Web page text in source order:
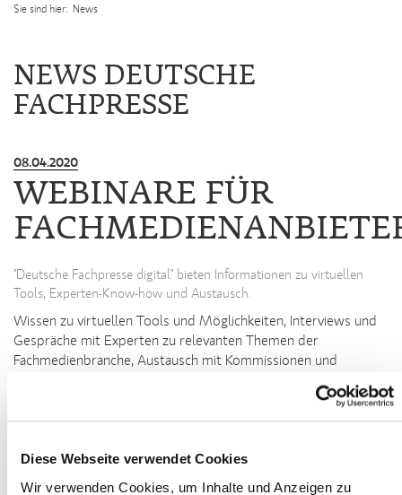
Diese Webseite verwendet Cookies
Wir verwenden Cookies, um Inhalte und Anzeigen zu
Sie sind hier: News
NEWS DEUTSCHE
FACHPRESSE
08.04.2020
WEBINARE FÜR
"Deutsche Fachpresse digital" bieten Informationen zu virtuellen
Tools, Experten-Know-how und Austausch.
Wissen zu virtuellen Tools und Möglichkeiten, Interviews und
Gespräche mit Experten zu relevanten Themen der
Fachmedienbranche, Austausch mit Kommissionen und
die Deutsche Fachpresse für Fachmedienmacher, jeweils in 45-
minütigen Sessions, mit ihrer WebinarreiheDeutsche
Kongress der Deutschen Fachpresse und powered by knk.
Erstes Webinar am 15. April